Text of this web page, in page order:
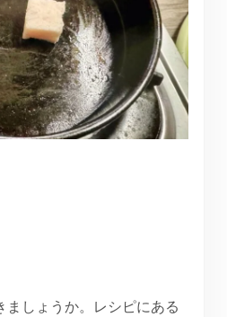
ましょうか。レシピにある